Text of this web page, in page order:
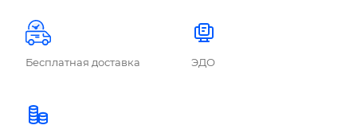
Бесплатная доставка ЭДО